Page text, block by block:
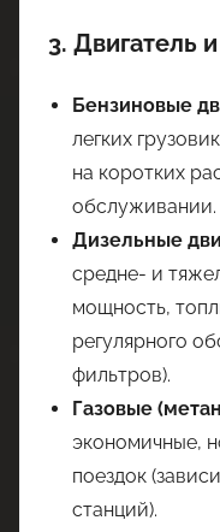
3. Двигатель
Бензиновые
легких
на коротких
обслуживании.
Дизельные
средне- и
мощность,
регулярного
фильтров).
Газовые
экономичные,
поездок
станций).